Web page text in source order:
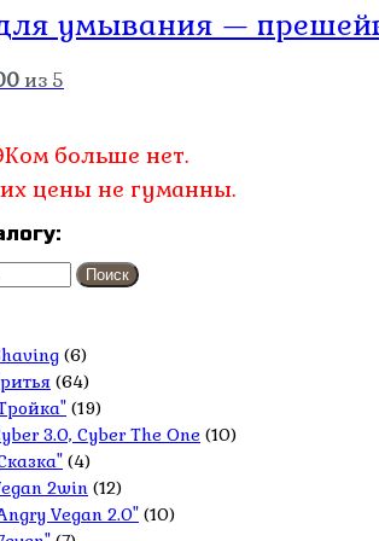
умывания —
из 5
больше нет.
цены не гуманны.
Поиск
(6)
(64)
(19)
3.0, Cyber The One (10)
(4)
2win (12)
Vegan 2.0" (10)